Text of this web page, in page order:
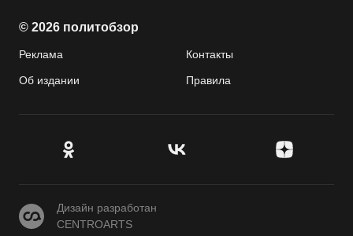
© 2026 политобзор
Реклама Контакты
Об издании Правила
CENTROARTS